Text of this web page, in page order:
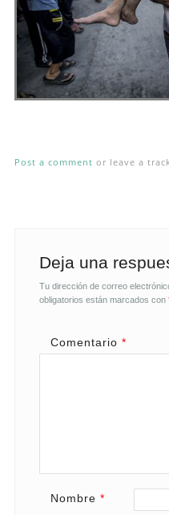
Post a comment or leave a
Deja una
Tu dirección de correo
obligatorios están marcados con
Comentario *
Nombre *